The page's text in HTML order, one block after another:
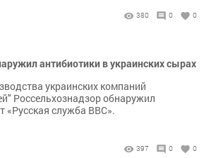
380 0 0
антибиотики в украинских сырах
украинских компаний
Россельхознадзор обнаружил
«Русская служба BBC».
397 0 0